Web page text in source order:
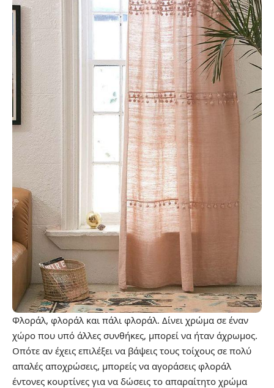
Φλοράλ, φλοράλ και πάλι φλοράλ. Δίνει χρώμα σε έναν
χώρο που υπό άλλες συνθήκες, μπορεί να ήταν άχρωμος.
Οπότε αν έχεις επιλέξει να βάψεις τους τοίχους σε πολύ
απαλές αποχρώσεις, μπορείς να αγοράσεις φλοράλ
έντονες κουρτίνες για να δώσεις το απαραίτητο χρώμα